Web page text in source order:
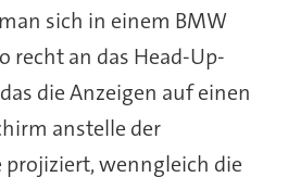
sich in einem BMW
recht an das Head-Up-
die Anzeigen auf einen
anstelle der
wenngleich die